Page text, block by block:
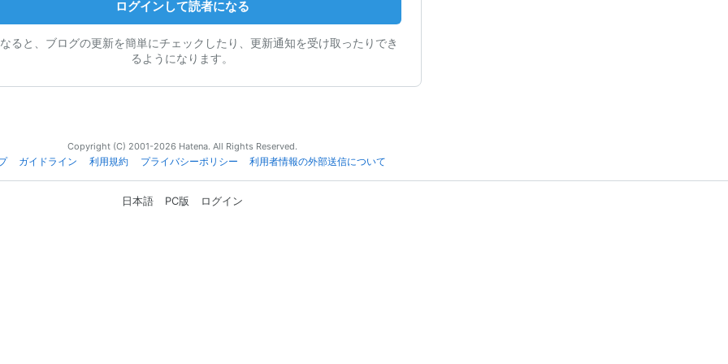
ログインして読者になる
ると、ブログの更新を簡単にチェックしたり、更新通知を受け取ったりでき
るようになります。
Copyright (C) 2001-2026 Hatena. All Rights Reserved.
ガイドライン 利用規約 プライバシーポリシー 利用者情報の外部送信について
日本語 PC版 ログイン